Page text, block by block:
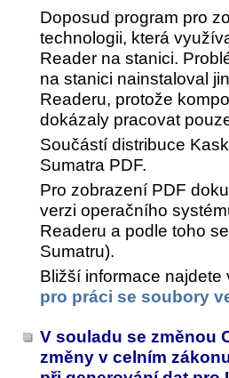
Doposud program pro
technologii, která
Reader na stanici.
na stanici nainstaloval
Readeru, protože
dokázaly pracovat
Součástí distribuce
Sumatra PDF.
Pro zobrazení PDF
verzi operačního
Readeru a podle toho
Sumatru).
Bližší informace
pro práci se soubory
V souladu se změnou
změny v celním